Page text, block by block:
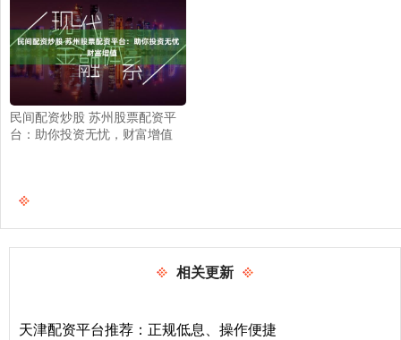
民间配资炒股 苏州股票配资平
台：助你投资无忧，财富增值
相关更新
天津配资平台推荐：正规低息、操作便捷